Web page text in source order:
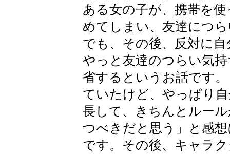
ある女の子が、携帯を
めてしまい、友達につ
でも、その後、反対に
やっと友達のつらい気
省するというお話です
ていたけど、やっぱり
長して、きちんとルー
つべきだと思う」と感
です。その後、キャラ